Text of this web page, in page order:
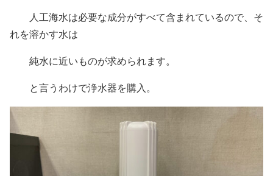
人工海水は必要な成分がすべて含まれているので、そ
れを溶かす水は
純水に近いものが求められます。
と言うわけで浄水器を購入。